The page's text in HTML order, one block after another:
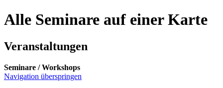
Alle Seminare auf einer Karte
Veranstaltungen
Seminare / Workshops
Navigation überspringen